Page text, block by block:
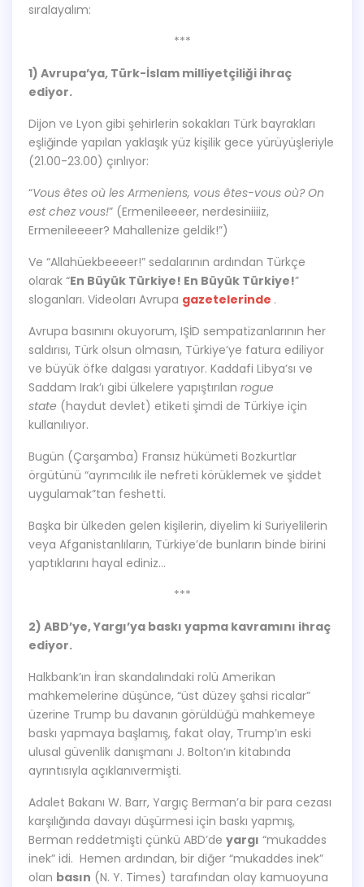
sıralayalım:
***
1) Avrupa’ya, Türk-İslam milliyetçiliği ihraç
ediyor.
Dijon ve Lyon gibi şehirlerin sokakları Türk bayrakları
eşliğinde yapılan yaklaşık yüz kişilik gece yürüyüşleriyle
(21.00-23.00) çınlıyor:
“Vous êtes où les Armeniens, vous êtes-vous où? On
est chez vous!” (Ermenileeeer, nerdesiniiiiz,
Ermenileeeer? Mahallenize geldik!”)
Ve “Allahüekbeeeer!” sedalarının ardından Türkçe
olarak “En Büyük Türkiye! En Büyük Türkiye!”
sloganları. Videoları Avrupa gazetelerinde .
Avrupa basınını okuyorum, IŞİD sempatizanlarının her
saldırısı, Türk olsun olmasın, Türkiye’ye fatura ediliyor
ve büyük öfke dalgası yaratıyor. Kaddafi Libya’sı ve
Saddam Irak’ı gibi ülkelere yapıştırılan rogue
state (haydut devlet) etiketi şimdi de Türkiye için
kullanılıyor.
Bugün (Çarşamba) Fransız hükümeti Bozkurtlar
örgütünü “ayrımcılık ile nefreti körüklemek ve şiddet
uygulamak”tan feshetti.
Başka bir ülkeden gelen kişilerin, diyelim ki Suriyelilerin
veya Afganistanlıların, Türkiye’de bunların binde birini
yaptıklarını hayal ediniz…
***
2) ABD’ye, Yargı’ya baskı yapma kavramını ihraç
ediyor.
Halkbank’ın İran skandalındaki rolü Amerikan
mahkemelerine düşünce, “üst düzey şahsi ricalar”
üzerine Trump bu davanın görüldüğü mahkemeye
baskı yapmaya başlamış, fakat olay, Trump’ın eski
ulusal güvenlik danışmanı J. Bolton’ın kitabında
ayrıntısıyla açıklanıvermişti.
Adalet Bakanı W. Barr, Yargıç Berman’a bir para cezası
karşılığında davayı düşürmesi için baskı yapmış,
Berman reddetmişti çünkü ABD’de yargı “mukaddes
inek” idi. Hemen ardından, bir diğer “mukaddes inek”
olan basın (N. Y. Times) tarafından olay kamuoyuna